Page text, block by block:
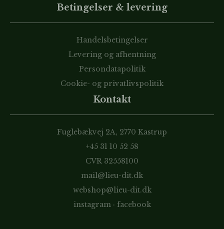
Betingelser & levering
Handelsbetingelser
Levering og afhentning
Persondatapolitik
Cookie- og privatlivspolitik
Kontakt
Fuglebækvej 2A, 2770 Kastrup
+45 31 10 52 58
CVR 32558100
mail@lieu-dit.dk
webshop@lieu-dit.dk
instagram· facebook